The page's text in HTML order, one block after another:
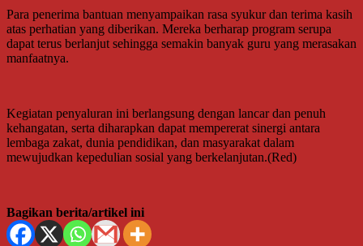
Para penerima bantuan menyampaikan rasa syukur dan terima kasih
atas perhatian yang diberikan. Mereka berharap program serupa
dapat terus berlanjut sehingga semakin banyak guru yang merasakan
manfaatnya.
Kegiatan penyaluran ini berlangsung dengan lancar dan penuh
kehangatan, serta diharapkan dapat mempererat sinergi antara
lembaga zakat, dunia pendidikan, dan masyarakat dalam
mewujudkan kepedulian sosial yang berkelanjutan.(Red)
Bagikan berita/artikel ini